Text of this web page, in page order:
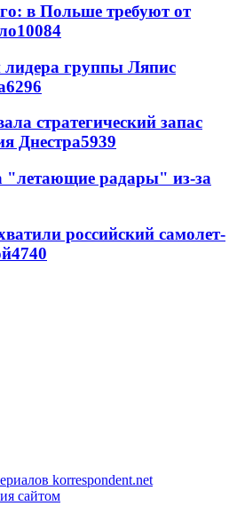
в Польше требуют от
10084
лидера группы Ляпис
6296
стратегический запас
Днестра5939
"летающие радары" из-за
российский самолет-
4740
korrespondent.net
сайтом